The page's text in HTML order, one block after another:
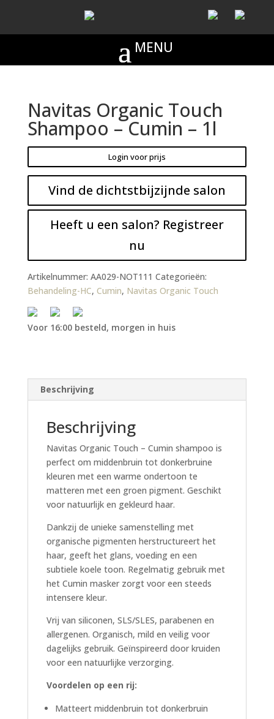
Navitas Organic Touch
Shampoo – Cumin – 1l
Login voor prijs
Vind de dichtstbijzijnde salon
Heeft u een salon? Registreer
nu
Artikelnummer: AA029-NOT111 Categorieën:
Behandeling-HC, Cumin, Navitas Organic Touch
Voor 16:00 besteld, morgen in huis
Beschrijving
Beschrijving
Navitas Organic Touch – Cumin shampoo is
perfect om middenbruin tot donkerbruine
kleuren met een warme ondertoon te
matteren met een groen pigment. Geschikt
voor natuurlijk en gekleurd haar.
Dankzij de unieke samenstelling met
organische pigmenten herstructureert het
haar, geeft het glans, voeding en een
subtiele koele toon. Regelmatig gebruik met
het Cumin masker zorgt voor een steeds
intensere kleur.
Vrij van siliconen, SLS/SLES, parabenen en
allergenen. Organisch, mild en veilig voor
dagelijks gebruik. Geïnspireerd door kruiden
voor een natuurlijke verzorging.
Voordelen op een rij:
Matteert middenbruin tot donkerbruin